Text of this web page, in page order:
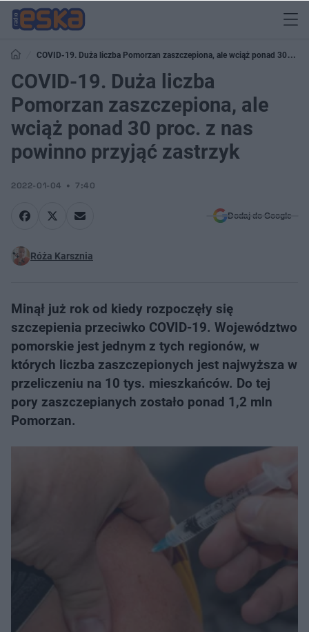
COVID-19. Duża liczba Pomorzan zaszczepiona, ale wciąż ponad 30
proc. z nas powinno przyjąć zastrzyk
COVID-19. Duża liczba
Pomorzan zaszczepiona, ale
wciąż ponad 30 proc. z nas
powinno przyjąć zastrzyk
2022-01-04 7:40
Dodaj do Google
Róża Karsznia
Minął już rok od kiedy rozpoczęły się
szczepienia przeciwko COVID-19. Województwo
pomorskie jest jednym z tych regionów, w
których liczba zaszczepionych jest najwyższa w
przeliczeniu na 10 tys. mieszkańców. Do tej
pory zaszczepianych zostało ponad 1,2 mln
Pomorzan.